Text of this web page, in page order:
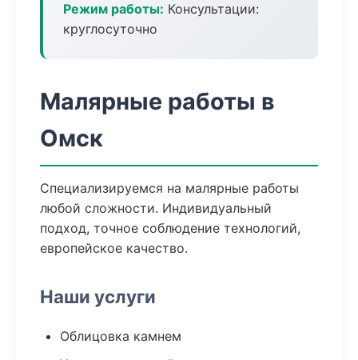
Режим работы: Консультации:
круглосуточно
Малярные работы в
Омск
Специализируемся на малярные работы
любой сложности. Индивидуальный
подход, точное соблюдение технологий,
европейское качество.
Наши услуги
Облицовка камнем